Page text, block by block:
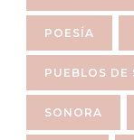
POESÍA
PUEBLOS DE
SONORA